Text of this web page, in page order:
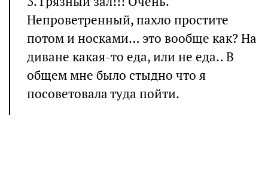
Непроветренный, пахло простите
потом и носками… это вообще как? На
диване какая-то еда, или не еда.. В
общем мне было стыдно что я
посоветовала туда пойти.